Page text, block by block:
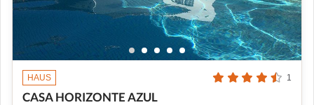
HAUS 1
CASA HORIZONTE AZUL